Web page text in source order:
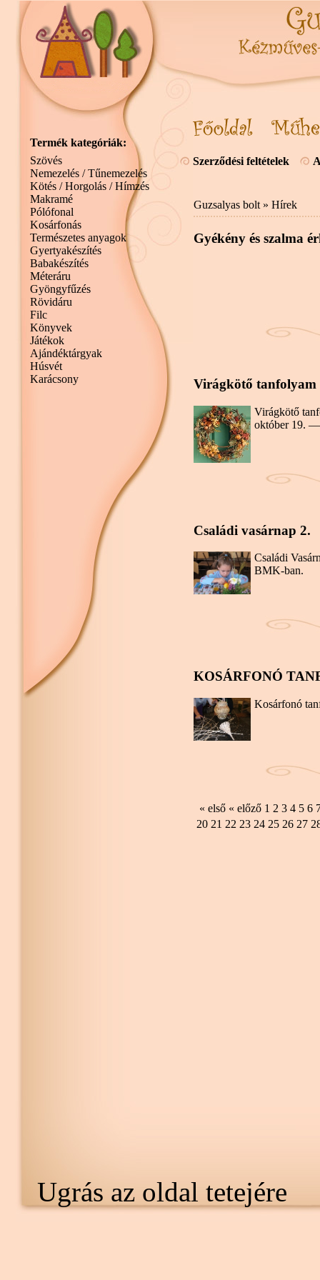
Szerződési feltételek
Guzsalyas bolt» Hírek
Gyékény és szalma
Virágkötő tanfolyam
Virágkötő
október 19. —
Családi vasárnap 2.
Családi
BMK-ban.
KOSÁRFONÓ
Kosárfonó
« első « előző 1 2 3 4 5 6
20 21 22 23 24 25 26 27
Termék kategóriák:
Szövés
Nemezelés / Tűnemezelés
Kötés / Horgolás / Hímzés
Makramé
Pólófonal
Kosárfonás
Természetes anyagok
Gyertyakészítés
Babakészítés
Méteráru
Gyöngyfűzés
Rövidáru
Filc
Könyvek
Játékok
Ajándéktárgyak
Húsvét
Karácsony
Ugrás az oldal tetejére